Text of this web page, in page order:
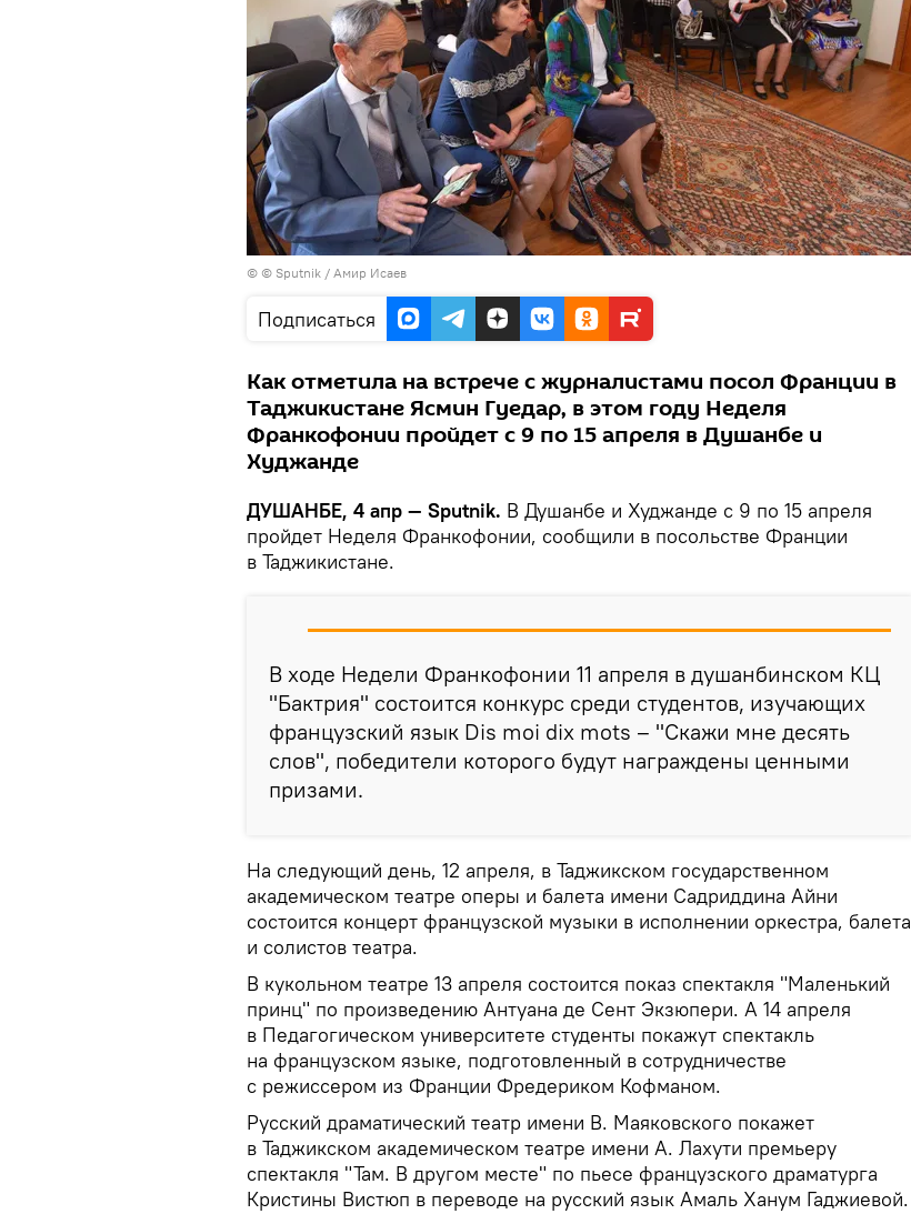
© © Sputnik / Амир Исаев
Подписаться
Как отметила на встрече с журналистами посол Франции в
Таджикистане Ясмин Гуедар, в этом году Неделя
Франкофонии пройдет с 9 по 15 апреля в Душанбе и
Худжанде
ДУШАНБЕ, 4 апр — Sputnik. В Душанбе и Худжанде с 9 по 15 апреля
пройдет Неделя Франкофонии, сообщили в посольстве Франции
в Таджикистане.
В ходе Недели Франкофонии 11 апреля в душанбинском КЦ
"Бактрия" состоится конкурс среди студентов, изучающих
французский язык Dis moi dix mots – "Скажи мне десять
слов", победители которого будут награждены ценными
призами.
На следующий день, 12 апреля, в Таджикском государственном
академическом театре оперы и балета имени Садриддина Айни
состоится концерт французской музыки в исполнении оркестра, балета
и солистов театра.
В кукольном театре 13 апреля состоится показ спектакля "Маленький
принц" по произведению Антуана де Сент Экзюпери. А 14 апреля
в Педагогическом университете студенты покажут спектакль
на французском языке, подготовленный в сотрудничестве
с режиссером из Франции Фредериком Кофманом.
Русский драматический театр имени В. Маяковского покажет
в Таджикском академическом театре имени А. Лахути премьеру
спектакля "Там. В другом месте" по пьесе французского драматурга
Кристины Вистюп в переводе на русский язык Амаль Ханум Гаджиевой.